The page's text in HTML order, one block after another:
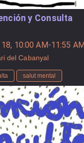
y Consulta
18, 10:00 AM-11:55 AM
del Cabanyal
salut mental